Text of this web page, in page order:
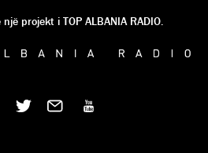
projekt i TOP ALBANIA RADIO.